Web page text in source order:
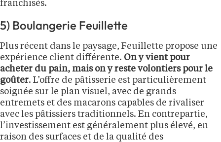
franchisés.
5) Boulangerie Feuillette
Plus récent dans le paysage, Feuillette propose une
expérience client différente. On y vient pour
acheter du pain, mais on y reste volontiers pour le
goûter. L’offre de pâtisserie est particulièrement
soignée sur le plan visuel, avec de grands
entremets et des macarons capables de rivaliser
avec les pâtissiers traditionnels. En contrepartie,
l’investissement est généralement plus élevé, en
raison des surfaces et de la qualité des